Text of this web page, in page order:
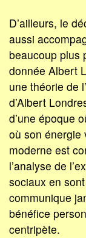
D’ailleurs, le
aussi
beaucoup plus
donnée Albert
une théorie de
d’Albert
d’une époque
où son énergie
moderne est
l’analyse de
sociaux en
communique
bénéfice
centripète.